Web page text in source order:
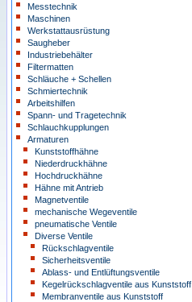
Messtechnik
Maschinen
Werkstattausrüstung
Saugheber
Industriebehälter
Filtermatten
Schläuche + Schellen
Schmiertechnik
Arbeitshilfen
Spann- und Tragetechnik
Schlauchkupplungen
Armaturen
Kunststoffhähne
Niederdruckhähne
Hochdruckhähne
Hähne mit Antrieb
Magnetventile
mechanische Wegeventile
pneumatische Ventile
Diverse Ventile
Rückschlagventile
Sicherheitsventile
Ablass- und Entlüftungsventile
Kegelrückschlagventile aus Kunststoff
Membranventile aus Kunststoff